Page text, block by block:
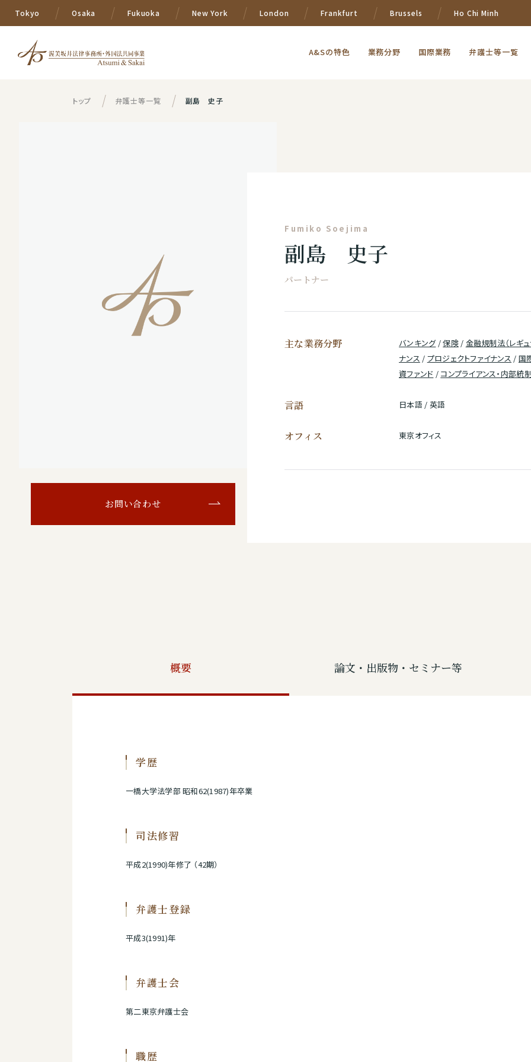
Tokyo Osaka Fukuoka New York London Frankfurt Brussels Ho Chi Minh
A&Sの特色 業務分野 国際業務 弁護士等一覧
トップ 弁護士等一覧 副島 史子
お問い合わせ
Fumiko Soejima
副島 史子
パートナー
主な業務分野 バンキング/保険/ 金融規制法（レギュ
ナンス / プロジェクトファイナンス / 国
資ファンド / コンプライアンス・内部統
言語 日本語 / 英語
オフィス 東京オフィス
概要 論文・出版物・セミナー等
学歴
一橋大学法学部 昭和62(1987)年卒業
司法修習
平成2(1990)年修了 （42期）
弁護士登録
平成3(1991)年
弁護士会
第二東京弁護士会
職歴